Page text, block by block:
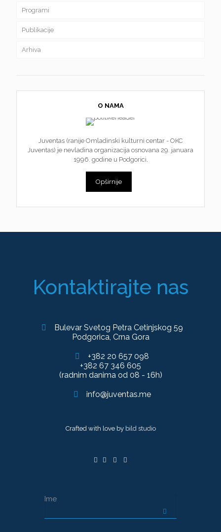
Programi
Publikacije
Arhiva
O NAMA
Juventas (ranije Omladinski kulturni centar - OKC
Juventas) je nevladina organizacija osnovana 29. januara
1996. godine u Podgorici.
Opširnije
Kontaktirajte nas
Bulevar Svetog Petra Cetinjskog 59
Podgorica, Crna Gora
+382 20 657 098
+382 67 346 605
(radnim danima od 08 - 16h)
info@juventas.me
Crafted with love by bild studio